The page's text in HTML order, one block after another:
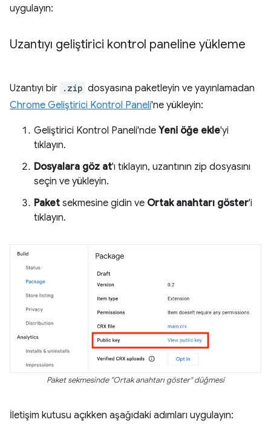
uygulayın:
Uzantıyı geliştirici kontrol paneline yükleme
Uzantıyı bir .zip dosyasına paketleyin ve yayınlamadan
Chrome Geliştirici Kontrol Paneli'ne yükleyin:
Geliştirici Kontrol Paneli'nde Yeni öğe ekle'yi
tıklayın.
Dosyalara göz at'ı tıklayın, uzantının zip dosyasını
seçin ve yükleyin.
Paket sekmesine gidin ve Ortak anahtarı göster'i
tıklayın.
Paket sekmesinde "Ortak anahtarı göster" düğmesi
İletişim kutusu açıkken aşağıdaki adımları uygulayın: